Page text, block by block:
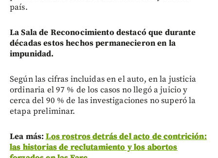
país.
La Sala de Reconocimiento destacó que durante
décadas estos hechos permanecieron en la
impunidad.
Según las cifras incluidas en el auto, en la justicia
ordinaria el 97 % de los casos no llegó a juicio y
cerca del 90 % de las investigaciones no superó la
etapa preliminar.
Lea más:Los rostros detrás del acto de contrición:
las historias de reclutamiento y los abortos